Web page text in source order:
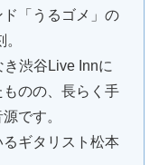
「うるゴメ」の
渋谷Live Innに
のの、長らく手
です。
ギタリスト松本